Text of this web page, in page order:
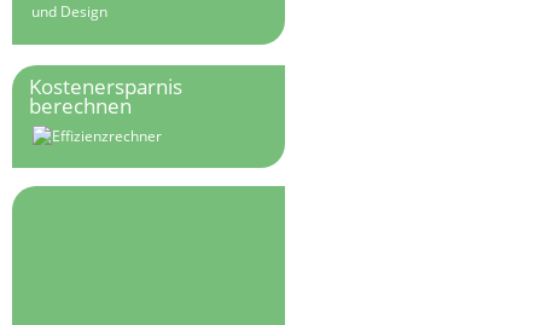
und Design
Kostenersparnis
berechnen